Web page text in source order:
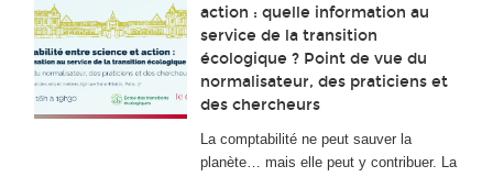
action : quelle information au
service de la transition
écologique ? Point de vue du
normalisateur, des praticiens et
des chercheurs
La comptabilité ne peut sauver la
planète… mais elle peut y contribuer. La